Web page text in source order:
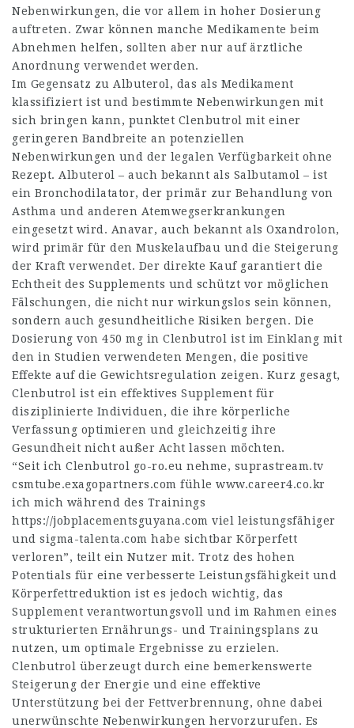
Nebenwirkungen, die vor allem in hoher Dosierung
auftreten. Zwar können manche Medikamente beim
Abnehmen helfen, sollten aber nur auf ärztliche
Anordnung verwendet werden.
Im Gegensatz zu Albuterol, das als Medikament
klassifiziert ist und bestimmte Nebenwirkungen mit
sich bringen kann, punktet Clenbutrol mit einer
geringeren Bandbreite an potenziellen
Nebenwirkungen und der legalen Verfügbarkeit ohne
Rezept. Albuterol – auch bekannt als Salbutamol – ist
ein Bronchodilatator, der primär zur Behandlung von
Asthma und anderen Atemwegserkrankungen
eingesetzt wird. Anavar, auch bekannt als Oxandrolon,
wird primär für den Muskelaufbau und die Steigerung
der Kraft verwendet. Der direkte Kauf garantiert die
Echtheit des Supplements und schützt vor möglichen
Fälschungen, die nicht nur wirkungslos sein können,
sondern auch gesundheitliche Risiken bergen. Die
Dosierung von 450 mg in Clenbutrol ist im Einklang mit
den in Studien verwendeten Mengen, die positive
Effekte auf die Gewichtsregulation zeigen. Kurz gesagt,
Clenbutrol ist ein effektives Supplement für
disziplinierte Individuen, die ihre körperliche
Verfassung optimieren und gleichzeitig ihre
Gesundheit nicht außer Acht lassen möchten.
“Seit ich Clenbutrol go-ro.eu nehme, suprastream.tv
csmtube.exagopartners.com fühle www.career4.co.kr
ich mich während des Trainings
https://jobplacementsguyana.com viel leistungsfähiger
und sigma-talenta.com habe sichtbar Körperfett
verloren”, teilt ein Nutzer mit. Trotz des hohen
Potentials für eine verbesserte Leistungsfähigkeit und
Körperfettreduktion ist es jedoch wichtig, das
Supplement verantwortungsvoll und im Rahmen eines
strukturierten Ernährungs- und Trainingsplans zu
nutzen, um optimale Ergebnisse zu erzielen.
Clenbutrol überzeugt durch eine bemerkenswerte
Steigerung der Energie und eine effektive
Unterstützung bei der Fettverbrennung, ohne dabei
unerwünschte Nebenwirkungen hervorzurufen. Es